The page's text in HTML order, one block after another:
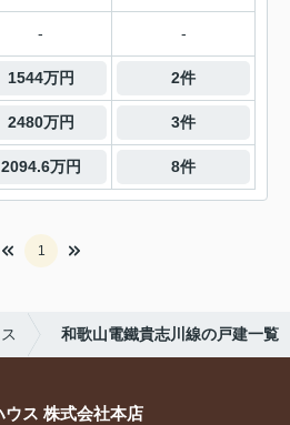
- -
1544万円 2件
2480万円 3件
2094.6万円 8件
1
和歌山電鐵貴志川線の戸建一覧
ウス 株式会社本店